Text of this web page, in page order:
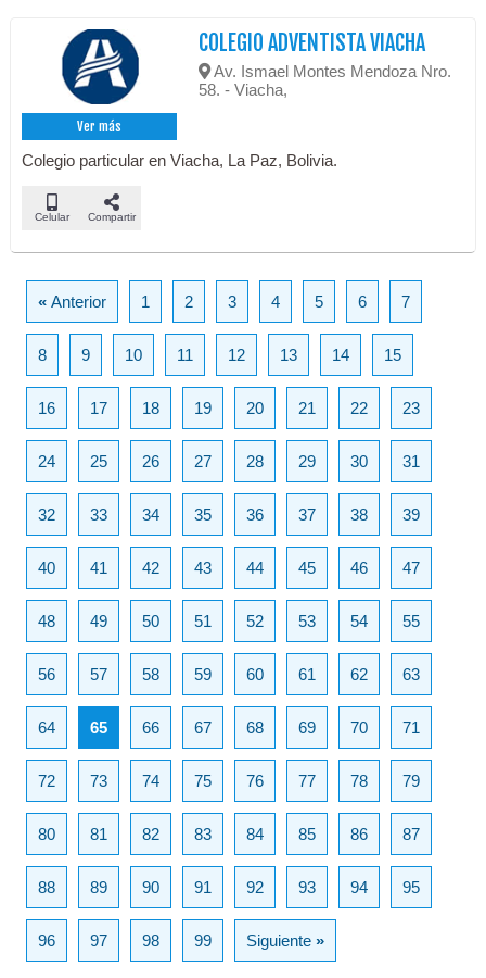
Ver más
COLEGIO ADVENTISTA VIACHA
Av. Ismael Montes Mendoza Nro.
58. - Viacha,
Colegio particular en Viacha, La Paz, Bolivia.
Celular Compartir
«Anterior 1 2 3 4 5 6 7
8 9 10 11 12 13 14 15
16 17 18 19 20 21 22 23
24 25 26 27 28 29 30 31
32 33 34 35 36 37 38 39
40 41 42 43 44 45 46 47
48 49 50 51 52 53 54 55
56 57 58 59 60 61 62 63
64 65 66 67 68 69 70 71
72 73 74 75 76 77 78 79
80 81 82 83 84 85 86 87
88 89 90 91 92 93 94 95
96 97 98 99 Siguiente»